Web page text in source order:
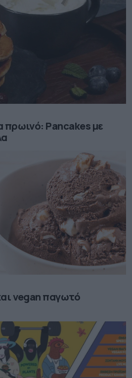
πρωινό: Pancakes με
vegan παγωτό